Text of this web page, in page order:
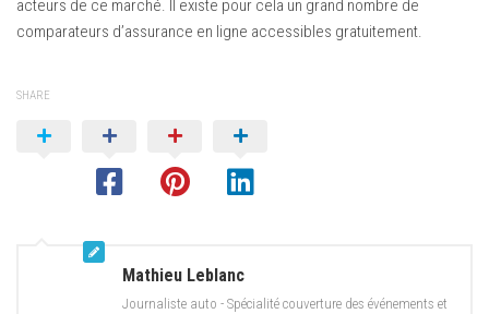
acteurs de ce marché. Il existe pour cela un grand nombre de
comparateurs d’assurance en ligne accessibles gratuitement.
SHARE
Mathieu Leblanc
Journaliste auto - Spécialité couverture des événements et